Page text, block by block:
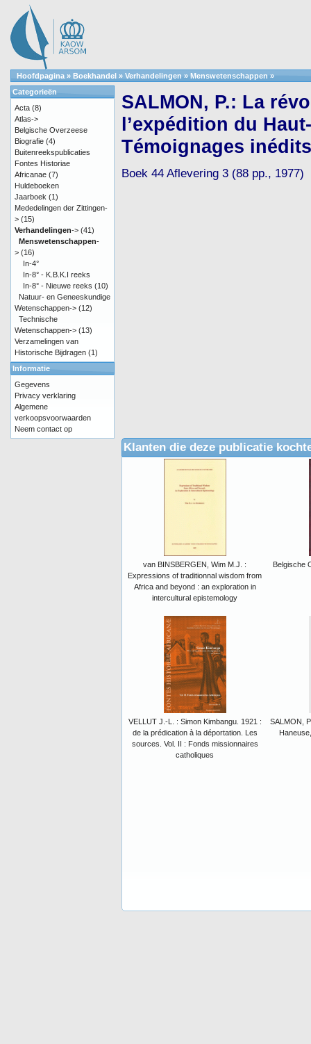
Hoofdpagina » Boekhandel » Verhandelingen » Menswetenschappen »
SALMON, P.: La
l’expédition du
Témoignages inédits
Boek 44 Aflevering 3 (88 pp., 1977)
Klanten die deze publicatie
van BINSBERGEN, Wim M.J. :
Expressions of traditionnal wisdom from
Africa and beyond : an exploration in
intercultural epistemology
Belgische
VELLUT J.-L. : Simon Kimbangu. 1921 :
de la prédication à la déportation. Les
sources. Vol. II : Fonds missionnaires
catholiques
SALMON,
Categorieën
Acta (8)
Atlas->
Belgische Overzeese
Biografie (4)
Buitenreekspublicaties
Fontes Historiae
Africanae (7)
Huldeboeken
Jaarboek (1)
Mededelingen der Zittingen-
> (15)
Verhandelingen-> (41)
Menswetenschappen-
> (16)
In-4°
In-8° - K.B.K.I reeks
In-8° - Nieuwe reeks (10)
Natuur- en Geneeskundige
Wetenschappen-> (12)
Technische
Wetenschappen-> (13)
Verzamelingen van
Historische Bijdragen (1)
Informatie
Gegevens
Privacy verklaring
Algemene
verkoopsvoorwaarden
Neem contact op